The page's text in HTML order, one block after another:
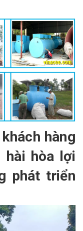
hàng
hòa lợi
phát triển